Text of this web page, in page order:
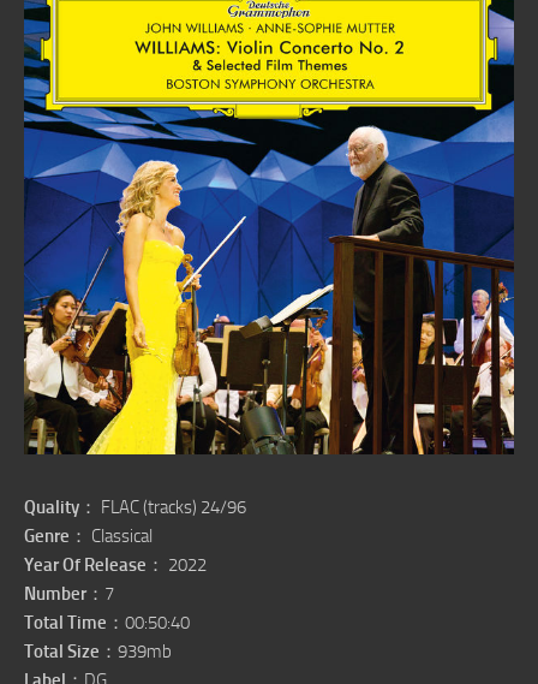
Quality ： FLAC (tracks) 24/96
Genre ： Classical
Year Of Release ： 2022
Number ：7
Total Time ：00:50:40
Total Size ：939mb